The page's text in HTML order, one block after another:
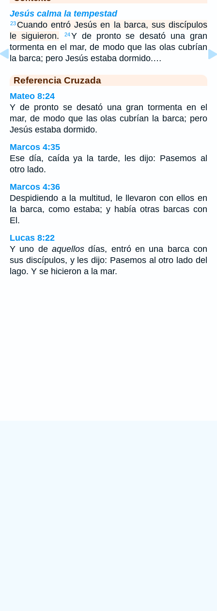
Jesús calma la tempestad
23 Cuando entró Jesús en la barca, sus discípulos
le siguieron.
24Y de pronto se desató una gran
tormenta en el mar, de modo que las olas cubrían
la barca; pero Jesús estaba dormido.…
Referencia Cruzada
Mateo 8:24
Y de pronto se desató una gran tormenta en el
mar, de modo que las olas cubrían la barca; pero
Jesús estaba dormido.
Marcos 4:35
Ese día, caída ya la tarde, les dijo: Pasemos al
otro lado.
Marcos 4:36
Despidiendo a la multitud, le llevaron con ellos en
la barca, como estaba; y había otras barcas con
El.
Lucas 8:22
Y uno de aquellos días, entró en una barca con
sus discípulos, y les dijo: Pasemos al otro lado del
lago. Y se hicieron a la mar.